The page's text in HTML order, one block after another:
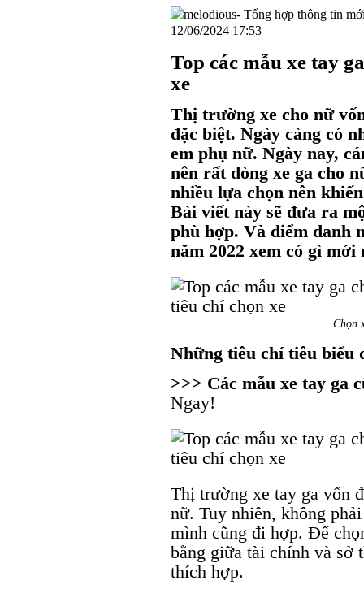
12/06/2024 17:53
Top các mẫu xe tay
xe
Thị trường xe cho nữ
đặc biệt. Ngày càng có
em phụ nữ. Ngày nay,
nên rất dòng xe ga cho
nhiều lựa chọn nên
Bài viết này sẽ đưa ra
phù hợp. Và điểm danh
năm 2022 xem có gì mới
Chọn
Những tiêu chí tiêu biểu
>>> Các mẫu xe tay ga
Ngay!
Thị trường xe tay ga vốn
nữ. Tuy nhiên, không
mình cũng đi hợp. Để
bằng giữa tài chính và sở
thích hợp.